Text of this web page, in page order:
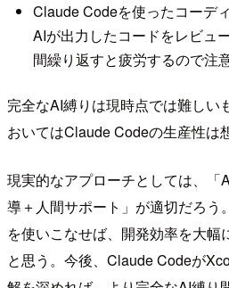
Claude Codeを使ったコーデ
AIが出力したコードをレビュ
間繰り返すと疲労するので注
完全なAI縛りは現時点では難しい
おいてはClaude Codeの生産性は
現実的なアプローチとしては、「
導＋人間サポート」が適切だろ
を使いこなせば、開発効率を大幅
と思う。今後、Claude Codeが